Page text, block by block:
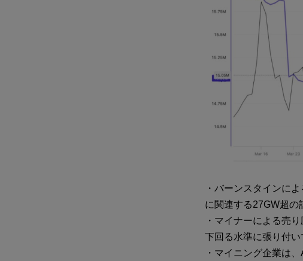
・バーンスタインに
に関連する27GW超の
・マイナーによる売
下回る水準に張り付い
・マイニング企業は